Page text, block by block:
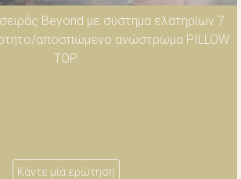
Beyond με σύστημα ελατηρίων 7
αποσπώμενο ανώστρωμα PILLOW
TOP.
Κάντε μία ερώτηση